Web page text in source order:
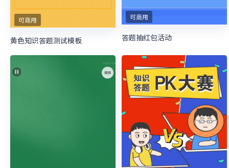
可商用
黄色知识答题测试模板
可商用
答题抽红包活动